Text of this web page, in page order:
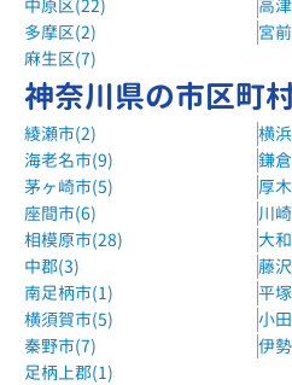
中原区(22)
高
多摩区(2)
宮
麻生区(7)
神奈川県の市区町
綾瀬市(2)
横
海老名市(9)
鎌
茅ヶ崎市(5)
厚
座間市(6)
川
相模原市(28)
大
中郡(3)
藤
南足柄市(1)
平
横須賀市(5)
小
秦野市(7)
伊
足柄上郡(1)